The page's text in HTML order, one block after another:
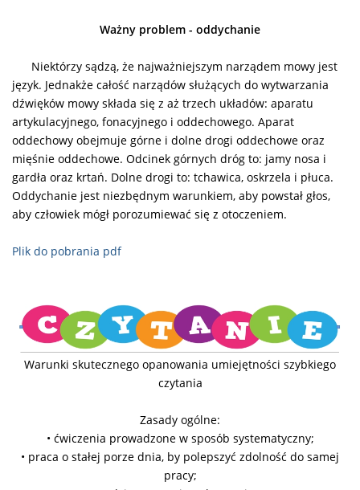
Ważny problem - oddychanie
Niektórzy sądzą, że najważniejszym narządem mowy jest
język. Jednakże całość narządów służących do wytwarzania
dźwięków mowy składa się z aż trzech układów: aparatu
artykulacyjnego, fonacyjnego i oddechowego. Aparat
oddechowy obejmuje górne i dolne drogi oddechowe oraz
mięśnie oddechowe. Odcinek górnych dróg to: jamy nosa i
gardła oraz krtań. Dolne drogi to: tchawica, oskrzela i płuca.
Oddychanie jest niezbędnym warunkiem, aby powstał głos,
aby człowiek mógł porozumiewać się z otoczeniem.
Plik do pobrania pdf
Warunki skutecznego opanowania umiejętności szybkiego
czytania
Zasady ogólne:
•ćwiczenia prowadzone w sposób systematyczny;
• praca o stałej porze dnia, by polepszyć zdolność do samej
pracy;